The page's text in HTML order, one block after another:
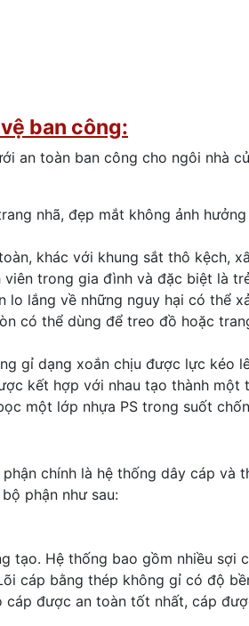
ban công:
an toàn ban công cho ngôi nhà
nhã, đẹp mắt không ảnh
khác với khung sắt thô kệch,
trong gia đình và đặc biệt là
lo lắng về những nguy hại có thể
có thể dùng để treo đồ hoặc
gỉ dạng xoắn chịu được lực kéo
kết hợp với nhau tạo thành một
một lớp nhựa PS trong suốt
chính là hệ thống dây cáp và
phận như sau:
tạo. Hệ thống bao gồm nhiều sợi
cáp bằng thép không gỉ có độ
được an toàn tốt nhất, cáp